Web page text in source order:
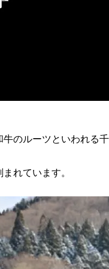
のルーツといわれる
れています。